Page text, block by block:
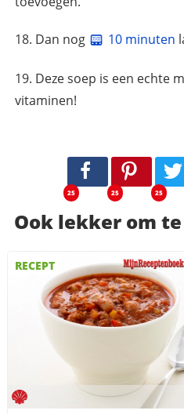
Dan nog 10 minuten
Deze soep is een echte
vitaminen!
25 25 25
Ook lekker om
RECEPT